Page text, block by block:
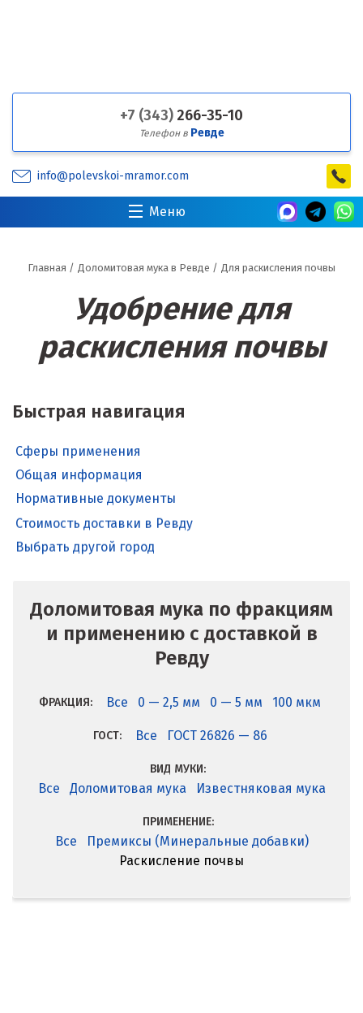
+7 (343) 266-35-10
Телефон в Ревде
info@polevskoi-mramor.com
Меню
Главная / Доломитовая мука в Ревде / Для раскисления почвы
Удобрение для
раскисления почвы
Быстрая навигация
Сферы применения
Общая информация
Нормативные документы
Стоимость доставки в Ревду
Выбрать другой город
Доломитовая мука по фракциям
и применению с доставкой в
Ревду
ФРАКЦИЯ: Все 0 — 2,5 мм 0 — 5 мм 100 мкм
ГОСТ: Все ГОСТ 26826 — 86
ВИД МУКИ:
Все Доломитовая мука Известняковая мука
ПРИМЕНЕНИЕ:
Все
Премиксы (Минеральные добавки)
Раскисление почвы